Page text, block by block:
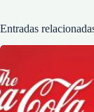
Entradas